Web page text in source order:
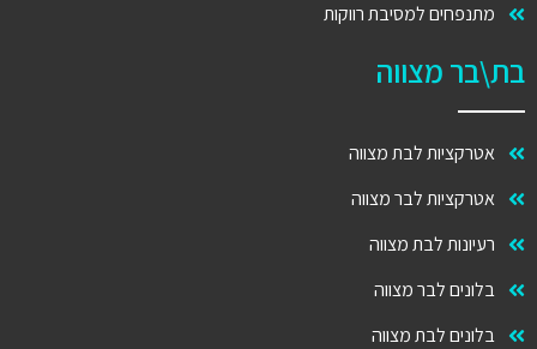
מתנפחים למסיבת רווקות
בת\בר מצווה
אטרקציות לבת מצווה
אטרקציות לבר מצווה
רעיונות לבת מצווה
בלונים לבר מצווה
בלונים לבת מצווה